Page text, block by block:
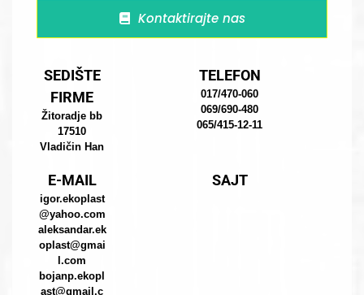
Kontaktirajte nas
SEDIŠTE
FIRME
Žitoradje bb
17510
Vladičin Han
TELEFON
017/470-060
069/690-480
065/415-12-11
E-MAIL
igor.ekoplast
@yahoo.com
aleksandar.ek
oplast@gmai
l.com
bojanp.ekopl
ast@gmail.c
SAJT